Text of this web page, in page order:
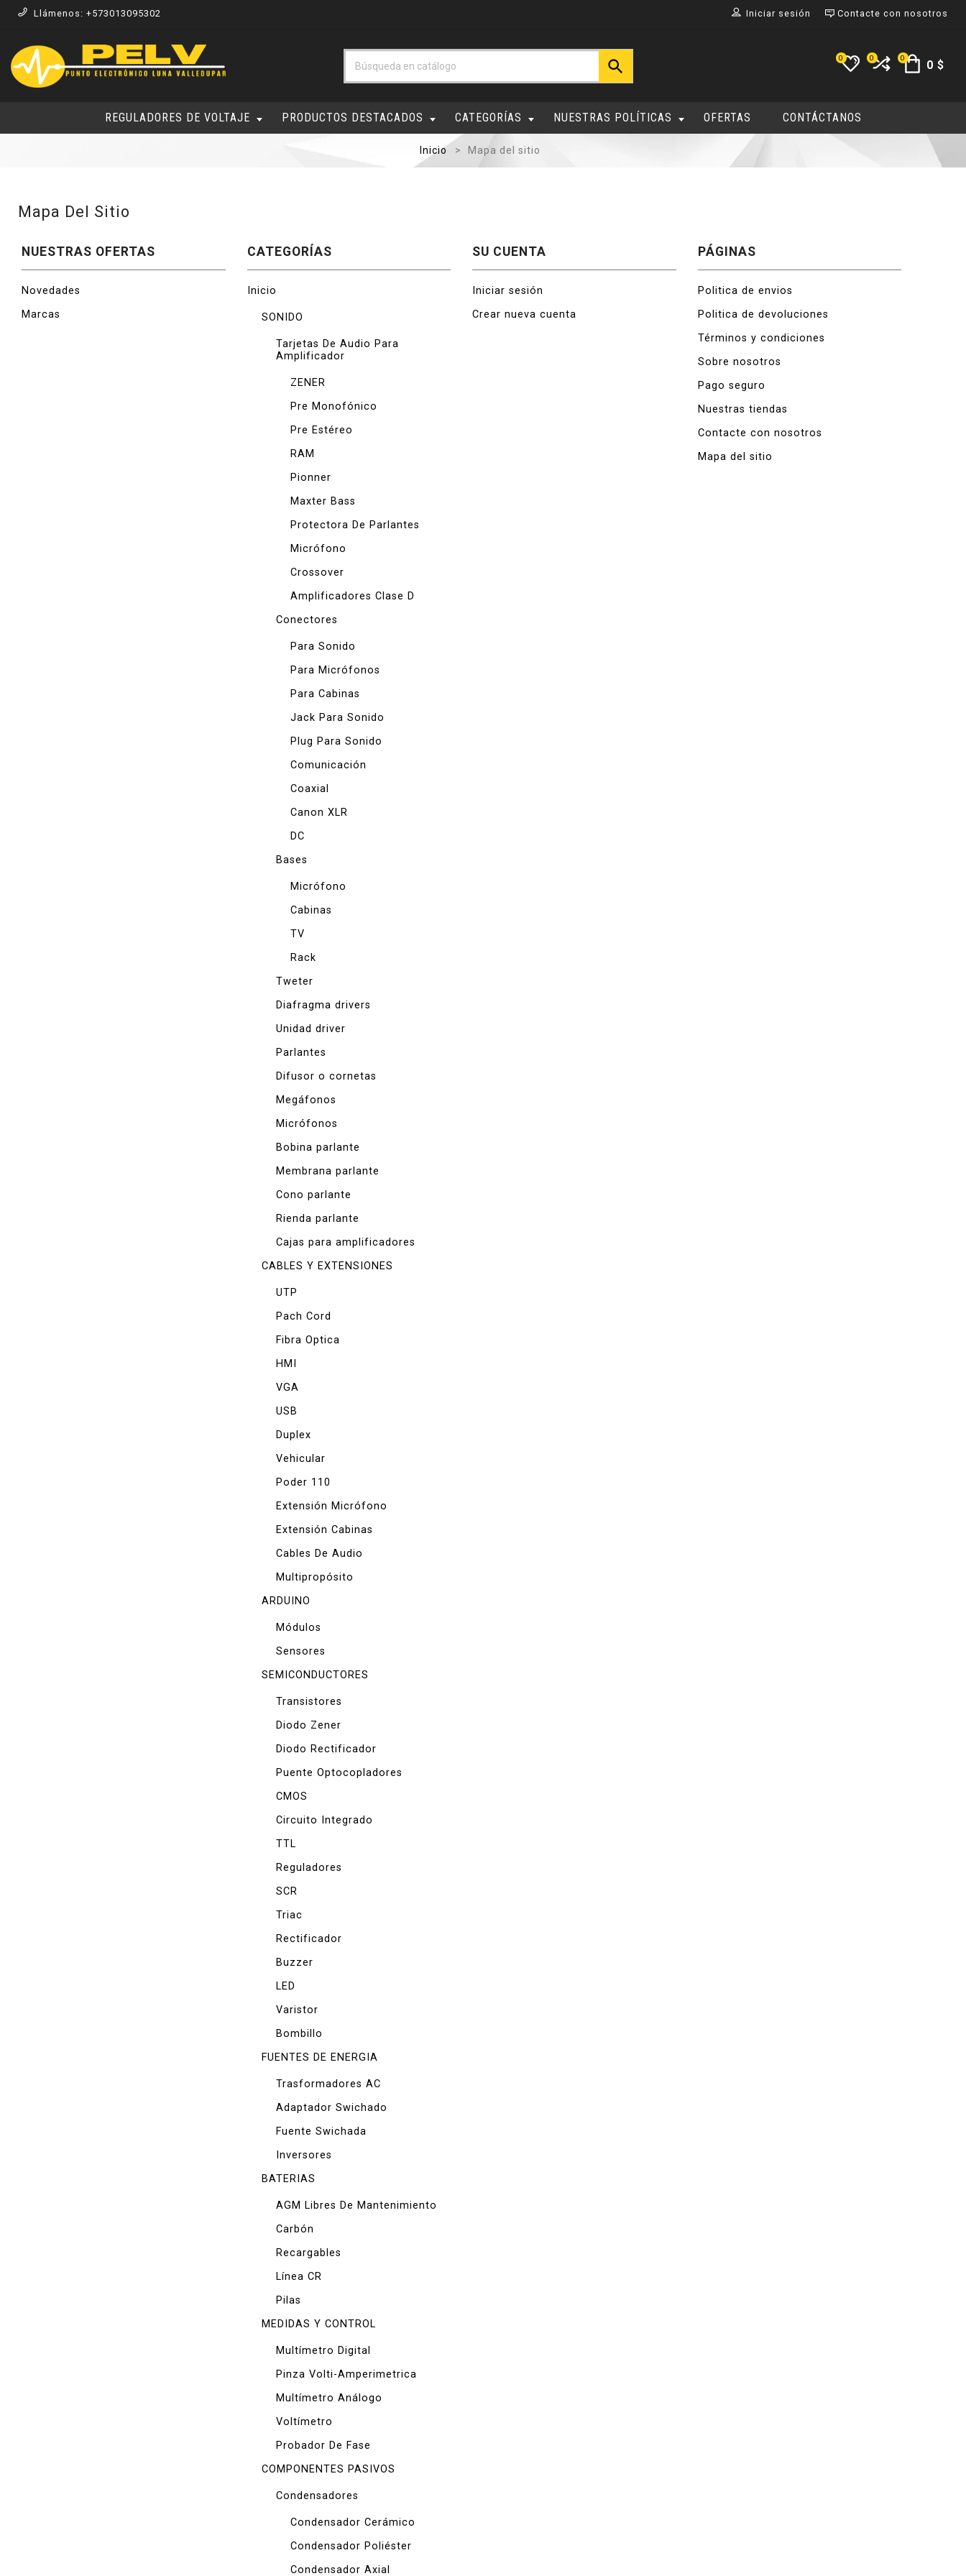
Llámenos: +573013095302 Contacte con nosotros
Iniciar sesión
 0
0 $
0
0
REGULADORES DE VOLTAJE PRODUCTOS DESTACADOS CATEGORÍAS NUESTRAS POLÍTICAS OFERTAS CONTÁCTANOS
Inicio Mapa del sitio
Mapa Del Sitio
NUESTRAS OFERTAS
Novedades
Marcas
CATEGORÍAS
Inicio
SONIDO
Tarjetas De Audio Para
Amplificador
ZENER
Pre Monofónico
Pre Estéreo
RAM
Pionner
Maxter Bass
Protectora De Parlantes
Micrófono
Crossover
Amplificadores Clase D
Conectores
Para Sonido
Para Micrófonos
Para Cabinas
Jack Para Sonido
Plug Para Sonido
Comunicación
Coaxial
Canon XLR
DC
Bases
Micrófono
Cabinas
TV
Rack
Tweter
Diafragma drivers
Unidad driver
Parlantes
Difusor o cornetas
Megáfonos
Micrófonos
Bobina parlante
Membrana parlante
Cono parlante
Rienda parlante
Cajas para amplificadores
CABLES Y EXTENSIONES
UTP
Pach Cord
Fibra Optica
HMI
VGA
USB
Duplex
Vehicular
Poder 110
Extensión Micrófono
Extensión Cabinas
Cables De Audio
Multipropósito
ARDUINO
Módulos
Sensores
SEMICONDUCTORES
Transistores
Diodo Zener
Diodo Rectificador
Puente Optocopladores
CMOS
Circuito Integrado
TTL
Reguladores
SCR
Triac
Rectificador
Buzzer
LED
Varistor
Bombillo
FUENTES DE ENERGIA
Trasformadores AC
Adaptador Swichado
Fuente Swichada
Inversores
BATERIAS
AGM Libres De Mantenimiento
Carbón
Recargables
Línea CR
Pilas
MEDIDAS Y CONTROL
Multímetro Digital
Pinza Volti-Amperimetrica
Multímetro Análogo
Voltímetro
Probador De Fase
COMPONENTES PASIVOS
Condensadores
Condensador Cerámico
Condensador Poliéster
Condensador Axial
SU CUENTA
Iniciar sesión
Crear nueva cuenta
PÁGINAS
Politica de envios
Politica de devoluciones
Términos y condiciones
Sobre nosotros
Pago seguro
Nuestras tiendas
Contacte con nosotros
Mapa del sitio